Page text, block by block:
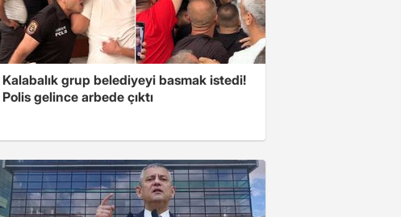
Kalabalık grup belediyeyi basmak istedi!
Polis gelince arbede çıktı